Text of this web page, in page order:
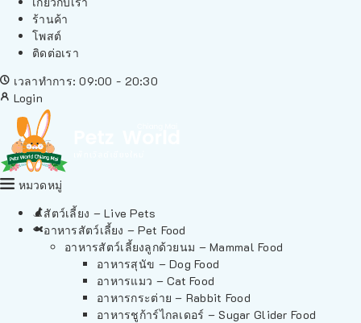
ร้านค้า
โพสต์
ติดต่อเรา
เวลาทำการ: 09:00 - 20:30
Login
หมวดหมู่
สัตว์เลี้ยง – Live Pets
อาหารสัตว์เลี้ยง – Pet Food
อาหารสัตว์เลี้ยงลูกด้วยนม – Mammal Food
อาหารสุนัข – Dog Food
อาหารแมว – Cat Food
อาหารกระต่าย – Rabbit Food
อาหารชูก้าร์ไกลเดอร์ – Sugar Glider Food